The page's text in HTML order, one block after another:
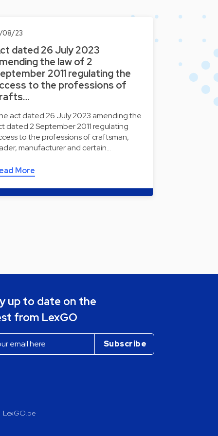
08/23
dated 26 July 2023
the law of 2
2011 regulating the
to the professions of
act dated 26 July 2023 amending the
dated 2 September 2011 regulating
to the professions of craftsman,
manufacturer and certain…
More
up to date on the
from LexGO
LexGO.be